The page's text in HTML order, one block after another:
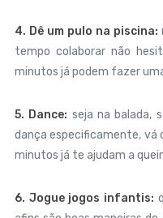
4. Dê um pulo na piscina:
tempo colaborar não
minutos já podem fazer
5. Dance: seja na balada,
dança especificamente, vá
minutos já te ajudam a
6. Jogue jogos infantis: